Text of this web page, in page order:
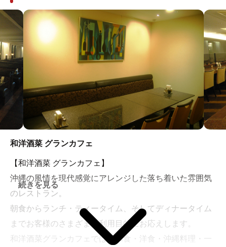
和洋酒菜 グランカフェ
【和洋酒菜 グランカフェ】
沖縄の風情を現代感覚にアレンジした落ち着いた雰囲気
のレストラン。
朝食からランチ・ティータイム、そしてディナータイム
までお客様のさまざまな利用目的にお応えします。
和洋酒菜グランカフェでは、和食・洋食・沖縄料理・一
続きを見る